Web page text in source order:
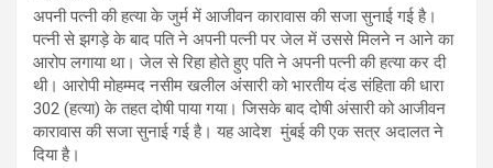
अपनी पत्नी की हत्या के जुर्म में आजीवन कारावास की सजा सुनाई गई है।
पत्नी से झगड़े के बाद पति ने अपनी पत्नी पर जेल में उससे मिलने न आने का
आरोप लगाया था। जेल से रिहा होते हुए पति ने अपनी पत्नी की हत्या कर दी
थी। आरोपी मोहम्मद नसीम खलील अंसारी को भारतीय दंड संहिता की धारा
302 (हत्या) के तहत दोषी पाया गया। जिसके बाद दोषी अंसारी को आजीवन
कारावास की सजा सुनाई गई है। यह आदेश मुंबई की एक सत्र अदालत ने
दिया है।